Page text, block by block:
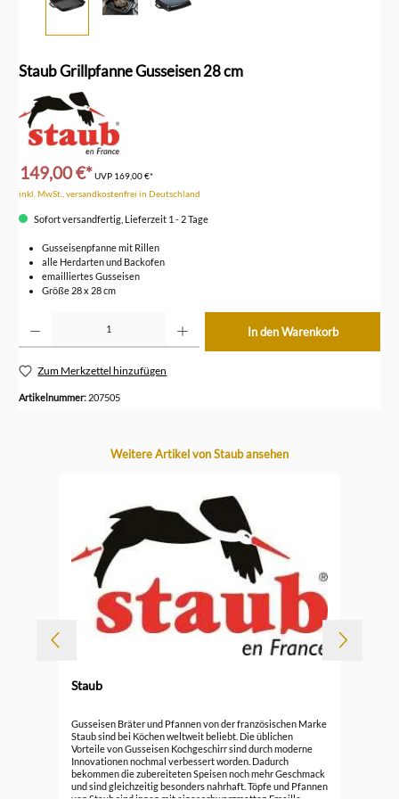
Staub Grillpfanne Gusseisen 28 cm
149,00 €*UVP 169,00 €*
inkl. MwSt., versandkostenfrei in Deutschland
Sofort versandfertig, Lieferzeit 1 - 2 Tage
Gusseisenpfanne mit Rillen
alle Herdarten und Backofen
emailliertes Gusseisen
Größe 28 x 28 cm
In den Warenkorb
Zum Merkzettel hinzufügen
Artikelnummer: 207505
Produktgalerie überspringen
Weitere Artikel von Staub ansehen
Staub
Gusseisen Bräter und Pfannen von der französischen Marke
Staub sind bei Köchen weltweit beliebt. Die üblichen
Vorteile von Gusseisen Kochgeschirr sind durch moderne
Innovationen nochmal verbessert worden. Dadurch
bekommen die zubereiteten Speisen noch mehr Geschmack
und sind gleichzeitig besonders nahrhaft. Töpfe und Pfannen